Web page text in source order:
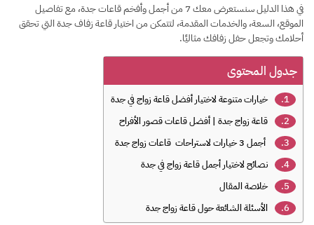
في هذا الدليل سنستعرض معك 7 من أجمل وأفخم قاعات جدة، مع تفاصيل
الموقع، السعة، والخدمات المقدمة، لتتمكن من اختيار قاعة زفاف جدة التي تحقق
أحلامك وتجعل حفل زفافك مثاليًا.
جدول المحتوى
خيارات متنوعة لاختيار أفضل قاعة زواج في جدة
قاعة زواج جدة | أفضل قاعات قصور الأفراح
أجمل 3 خيارات لاستراحات قاعات زواج جدة
نصائح لاختيار أجمل قاعة زواج في جدة
خلاصة المقال
الأسئلة الشائعة حول قاعة زواج جدة